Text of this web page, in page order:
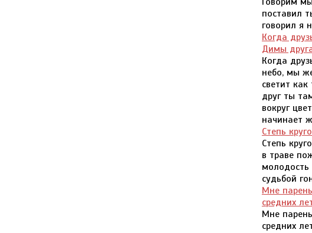
поставил
говорил я
Когда
Димы
Когда
небо, мы
светит
друг ты
вокруг
начинает
Степь
Степь
в траве
молодость
судьбой
Мне
средних
Мне
средних